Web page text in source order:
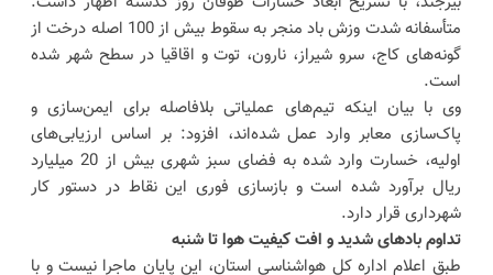
متأسفانه شدت وزش باد منجر به سقوط بیش از 100 اصله درخت از
گونه‌های کاج، سرو شیراز، نارون، توت و اقاقیا در سطح شهر شده
است.
وی با بیان اینکه تیم‌های عملیاتی بلافاصله برای ایمن‌سازی و
پاک‌سازی معابر وارد عمل شده‌اند، افزود: بر اساس ارزیابی‌های
اولیه، خسارت وارد شده به فضای سبز شهری بیش از 20 میلیارد
ریال برآورد شده است و بازسازی فوری این نقاط در دستور کار
شهرداری قرار دارد.
تداوم بادهای شدید و افت کیفیت هوا تا شنبه
طبق اعلام اداره کل هواشناسی استان، این پایان ماجرا نیست و با